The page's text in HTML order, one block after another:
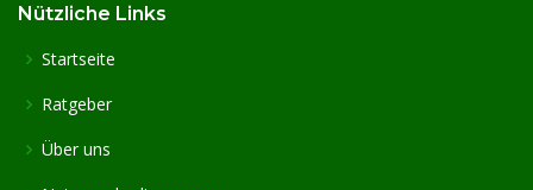
Nützliche Links
Startseite
Ratgeber
Über uns